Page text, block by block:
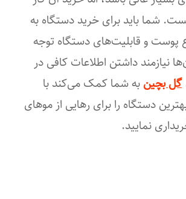
شما باید برای خرید دستگاه به
پوست و قابلیت‌های دستگاه توجه
نیازمند داشتن اطلاعات کافی در
گل بچینبه شما کمک می‌کند با
دستگاه را برای رهایی از موهای
نمایید.